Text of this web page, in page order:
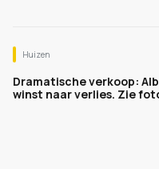
Huizen
Dramatische verkoop:
winst naar verlies. Zie